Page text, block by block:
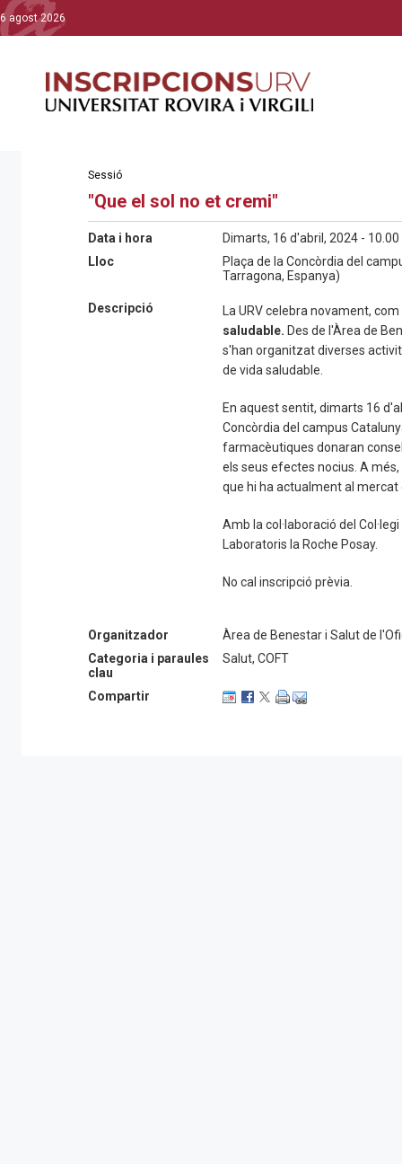
6 agost 2026
Sessió
"Que el sol no et cremi"
Data i hora
Dimarts, 16 d'abril, 2024 - 10.00
Lloc
Plaça de la Concòrdia del
Tarragona, Espanya)
Descripció
La URV celebra novament,
saludable. Des de l'Àrea de
s'han organitzat diverses
de vida saludable.
En aquest sentit, dimarts 16
Concòrdia del campus
farmacèutiques donaran
els seus efectes nocius. A
que hi ha actualment al
Amb la col·laboració del
Laboratoris la Roche Posay.
No cal inscripció prèvia.
Organitzador
Àrea de Benestar i Salut de
Categoria i paraules
clau
Salut, COFT
Compartir